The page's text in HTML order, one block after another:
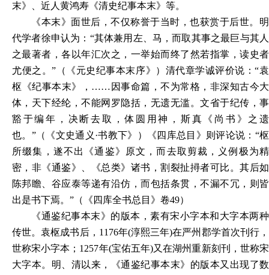
末》、近人黄鸿寿《清史纪事本末》等。
《本末》面世后，不仅称誉于当时，也获赏于后世。明
代学者徐申认为： “其体兼用左、马，而取其事之最巨与其人
之最著者，各以年汇次之，一举始而终了然若指掌，读史者
尤便之。”（《元史纪事本末序》）清代章学诚评价说：“袁
枢《纪事本末》，……因事命篇，不为常格，非深知古今大
体，天下经纶，不能网罗隐括，无遗无滥。文省于纪传，事
豁于编年，决断去取，体圆用神，斯真《尚书》之遗
也。”（《文史通义·书教下》）《四库总目》则评论说：“枢
所缀集，遂不出《通鉴》原文，而去取剪裁，义例极为精
密，非《通鉴》、《总类》诸书，割裂扯撏者可比。其后如
陈邦瞻、谷应泰等递有沿仿，而包括条贯，不漏不冗，则皆
出是书下焉。”（《四库全书总目》卷49）
《通鉴纪事本末》的版本，素有宋小字本和大字本两种
传世。袁枢成书后，1176年(淳熙三年)在严州郡学首次刊行，
世称宋小字本；1257年(宝佑五年)又在湖州重新刻刊，世称宋
大字本。明、清以来，《通鉴纪事本末》的版本又出现了数